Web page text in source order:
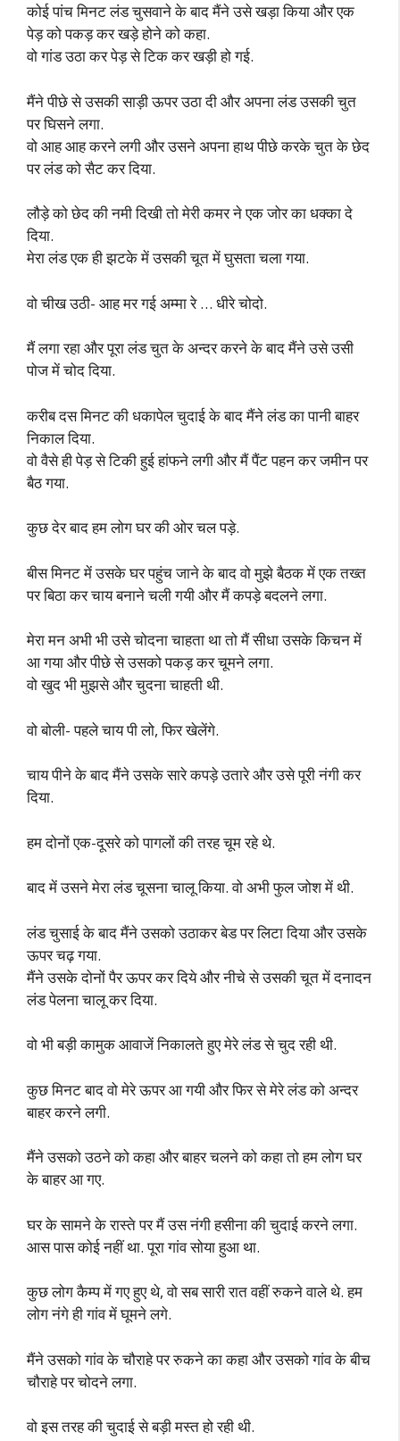
कोई पांच मिनट लंड चुसवाने के बाद मैंने उसे खड़ा किया और एक
पेड़ को पकड़ कर खड़े होने को कहा.
वो गांड उठा कर पेड़ से टिक कर खड़ी हो गई.
मैंने पीछे से उसकी साड़ी ऊपर उठा दी और अपना लंड उसकी चुत
पर घिसने लगा.
वो आह आह करने लगी और उसने अपना हाथ पीछे करके चुत के छेद
पर लंड को सैट कर दिया.
लौड़े को छेद की नमी दिखी तो मेरी कमर ने एक जोर का धक्का दे
दिया.
मेरा लंड एक ही झटके में उसकी चूत में घुसता चला गया.
वो चीख उठी- आह मर गई अम्मा रे … धीरे चोदो.
मैं लगा रहा और पूरा लंड चुत के अन्दर करने के बाद मैंने उसे उसी
पोज में चोद दिया.
करीब दस मिनट की धकापेल चुदाई के बाद मैंने लंड का पानी बाहर
निकाल दिया.
वो वैसे ही पेड़ से टिकी हुई हांफने लगी और मैं पैंट पहन कर जमीन पर
बैठ गया.
कुछ देर बाद हम लोग घर की ओर चल पड़े.
बीस मिनट में उसके घर पहुंच जाने के बाद वो मुझे बैठक में एक तख्त
पर बिठा कर चाय बनाने चली गयी और मैं कपड़े बदलने लगा.
मेरा मन अभी भी उसे चोदना चाहता था तो मैं सीधा उसके किचन में
आ गया और पीछे से उसको पकड़ कर चूमने लगा.
वो खुद भी मुझसे और चुदना चाहती थी.
वो बोली- पहले चाय पी लो, फिर खेलेंगे.
चाय पीने के बाद मैंने उसके सारे कपड़े उतारे और उसे पूरी नंगी कर
दिया.
हम दोनों एक-दूसरे को पागलों की तरह चूम रहे थे.
बाद में उसने मेरा लंड चूसना चालू किया. वो अभी फुल जोश में थी.
लंड चुसाई के बाद मैंने उसको उठाकर बेड पर लिटा दिया और उसके
ऊपर चढ़ गया.
मैंने उसके दोनों पैर ऊपर कर दिये और नीचे से उसकी चूत में दनादन
लंड पेलना चालू कर दिया.
वो भी बड़ी कामुक आवाजें निकालते हुए मेरे लंड से चुद रही थी.
कुछ मिनट बाद वो मेरे ऊपर आ गयी और फिर से मेरे लंड को अन्दर
बाहर करने लगी.
मैंने उसको उठने को कहा और बाहर चलने को कहा तो हम लोग घर
के बाहर आ गए.
घर के सामने के रास्ते पर मैं उस नंगी हसीना की चुदाई करने लगा.
आस पास कोई नहीं था. पूरा गांव सोया हुआ था.
कुछ लोग कैम्प में गए हुए थे, वो सब सारी रात वहीं रुकने वाले थे. हम
लोग नंगे ही गांव में घूमने लगे.
मैंने उसको गांव के चौराहे पर रुकने का कहा और उसको गांव के बीच
चौराहे पर चोदने लगा.
वो इस तरह की चुदाई से बड़ी मस्त हो रही थी.